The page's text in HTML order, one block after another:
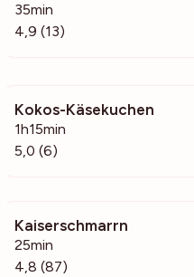
35min
4,9 (13)
Kokos-Käsekuchen
1h15min
5,0 (6)
Kaiserschmarrn
25min
4,8 (87)